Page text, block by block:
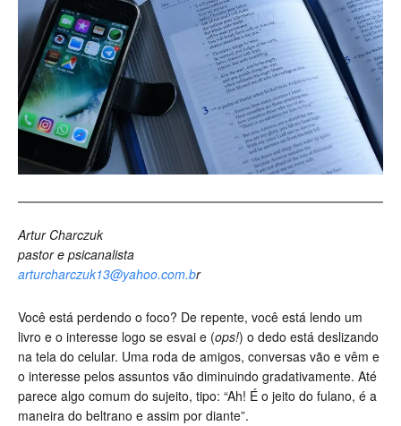
Artur Charczuk
pastor e psicanalista
arturcharczuk13@yahoo.com.br
Você está perdendo o foco? De repente, você está lendo um
livro e o interesse logo se esvai e (ops!) o dedo está deslizando
na tela do celular. Uma roda de amigos, conversas vão e vêm e
o interesse pelos assuntos vão diminuindo gradativamente. Até
parece algo comum do sujeito, tipo: “Ah! É o jeito do fulano, é a
maneira do beltrano e assim por diante”.